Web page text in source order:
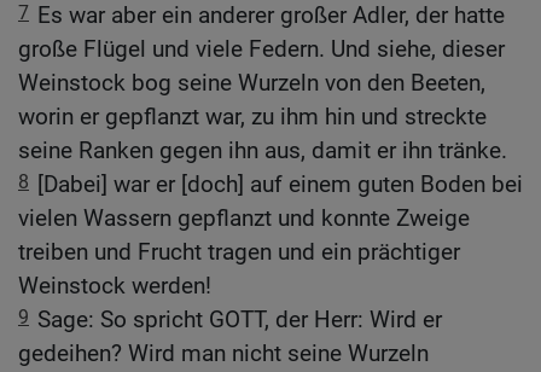
7 Es war aber ein anderer großer Adler, der hatte
große Flügel und viele Federn. Und siehe, dieser
Weinstock bog seine Wurzeln von den Beeten,
worin er gepflanzt war, zu ihm hin und streckte
seine Ranken gegen ihn aus, damit er ihn tränke.
8 [Dabei] war er [doch] auf einem guten Boden bei
vielen Wassern gepflanzt und konnte Zweige
treiben und Frucht tragen und ein prächtiger
Weinstock werden!
9 Sage: So spricht GOTT, der Herr: Wird er
gedeihen? Wird man nicht seine Wurzeln